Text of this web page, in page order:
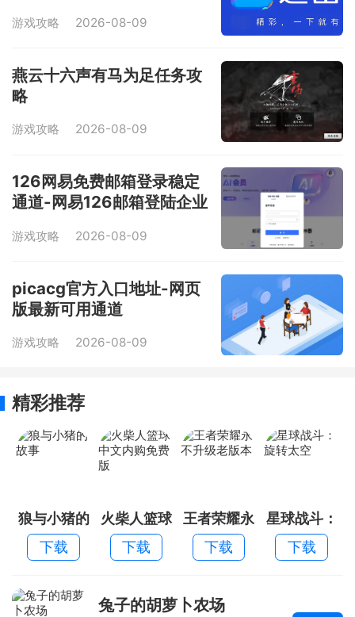
游戏攻略 2026-08-09
燕云十六声有马为足任务攻
略
游戏攻略 2026-08-09
126网易免费邮箱登录稳定
通道-网易126邮箱登陆企业
游戏攻略 2026-08-09
picacg官方入口地址-网页
版最新可用通道
游戏攻略 2026-08-09
精彩推荐
狼与小猪的
故事
下载
火柴人篮球
中文内购免
费版
下载
王者荣耀永
不升级老版
本
下载
星球战斗：
旋转太空
下载
兔子的胡萝卜农场